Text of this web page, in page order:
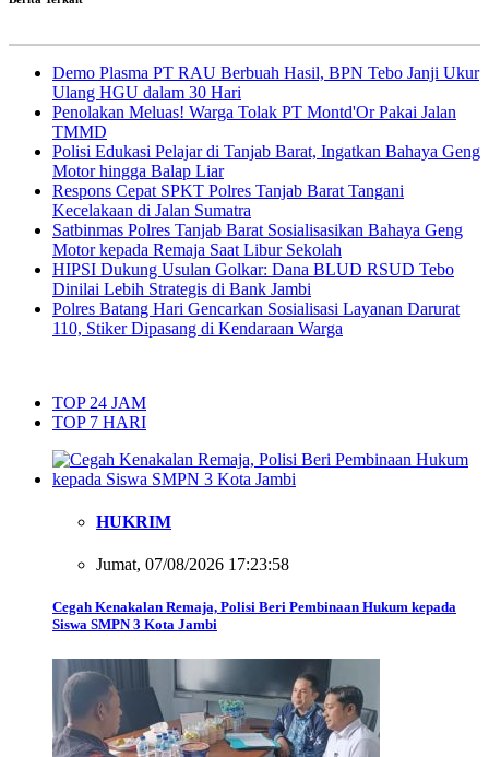
Demo Plasma PT RAU Berbuah Hasil, BPN Tebo Janji Ukur
Ulang HGU dalam 30 Hari
Penolakan Meluas! Warga Tolak PT Montd'Or Pakai Jalan
TMMD
Polisi Edukasi Pelajar di Tanjab Barat, Ingatkan Bahaya Geng
Motor hingga Balap Liar
Respons Cepat SPKT Polres Tanjab Barat Tangani
Kecelakaan di Jalan Sumatra
Satbinmas Polres Tanjab Barat Sosialisasikan Bahaya Geng
Motor kepada Remaja Saat Libur Sekolah
HIPSI Dukung Usulan Golkar: Dana BLUD RSUD Tebo
Dinilai Lebih Strategis di Bank Jambi
Polres Batang Hari Gencarkan Sosialisasi Layanan Darurat
110, Stiker Dipasang di Kendaraan Warga
TOP 24 JAM
TOP 7 HARI
HUKRIM
Jumat, 07/08/2026 17:23:58
Cegah Kenakalan Remaja, Polisi Beri Pembinaan Hukum kepada
Siswa SMPN 3 Kota Jambi